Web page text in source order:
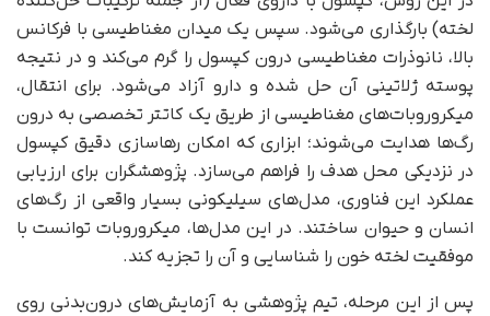
لخته) بارگذاری می‌شود. سپس یک میدان مغناطیسی با فرکانس
بالا، نانوذرات مغناطیسی درون کپسول را گرم می‌کند و در نتیجه
پوسته ژلاتینی آن حل شده و دارو آزاد می‌شود. برای انتقال،
میکروروبات‌های مغناطیسی از طریق یک کاتتر تخصصی به درون
رگ‌ها هدایت می‌شوند؛ ابزاری که امکان رهاسازی دقیق کپسول
در نزدیکی محل هدف را فراهم می‌سازد. پژوهشگران برای ارزیابی
عملکرد این فناوری، مدل‌های سیلیکونی بسیار واقعی از رگ‌های
انسان و حیوان ساختند. در این مدل‌ها، میکروروبات توانست با
موفقیت لخته خون را شناسایی و آن را تجزیه کند.
پس از این مرحله، تیم پژوهشی به آزمایش‌های درون‌بدنی روی